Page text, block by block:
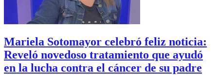
Mariela Sotomayor celebró feliz noticia:
Reveló novedoso tratamiento que ayudó
en la lucha contra el cáncer de su padre